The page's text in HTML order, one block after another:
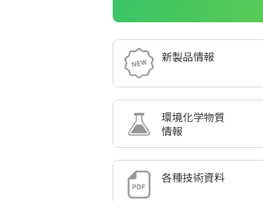
新製品情報
環境化学物質
情報
各種技術資料